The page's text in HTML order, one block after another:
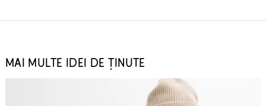
MAI MULTE IDEI DE ȚINUTE